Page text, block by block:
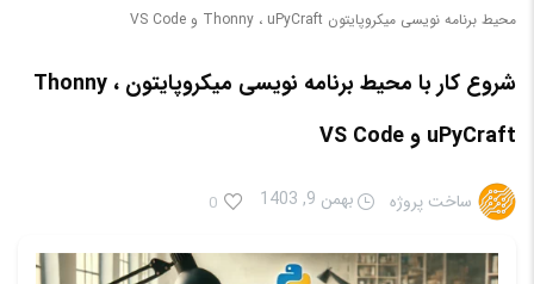
محیط برنامه‌ نویسی میکروپایتون Thonny ، uPyCraft و VS Code
شروع کار با محیط برنامه‌ نویسی میکروپایتون Thonny ،
uPyCraft و VS Code
ساخت پروژه بهمن 9, 1403 0